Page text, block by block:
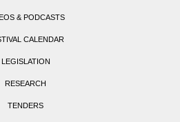
& PODCASTS
CALENDAR
LEGISLATION
RESEARCH
TENDERS